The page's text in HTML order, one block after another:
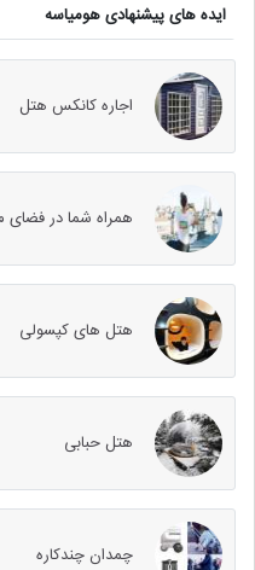
ایده های پیشنهادی هومیاسه
اجاره کانکس هتل
همراه شما در فضای
هتل های کپسولی
هتل حبابی
چمدان چندکاره